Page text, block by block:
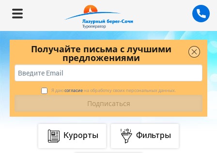
Получайте письма с лучшими
предложениями
Я даюсогласие на обработку своих персональных данных.
Курорты Фильтры